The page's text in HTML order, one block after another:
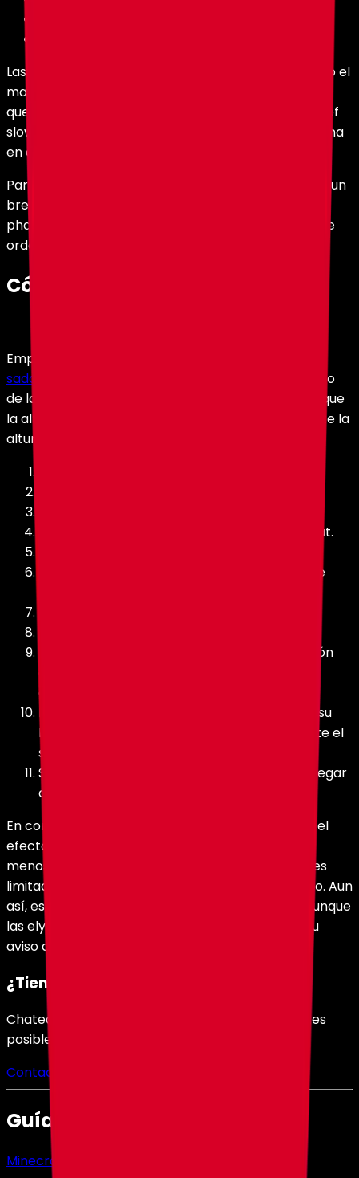
Las spears de nivel más bajo pueden funcionar, pero el
mayor tiempo de carga de la netherite spear hace
que el truco sea más consistente. La splash potion of
slow falling también es importante porque se usa una
en cada vuelo.
Para preparar una splash potion of slow falling, usa un
brewing stand con una water bottle, netherwart,
phantom membrane, redstone y gunpowder en ese
orden.
Cómo lanzar el bote volador
Empieza desde una ubicación alta con un
saddle
, como una montaña, un árbol alto o un punto
de lanzamiento similar. El bote no puede subir, así que
la altura desde la que se lanza es aproximadamente la
altura que intentará mantener.
Mueve el pig con saddle dentro del chest boat.
Lanza la splash potion of slow falling para que
Si no pasa nada, vuelve a unir el lead. Una unión
empujas el sulfur cube.
Mantén clic derecho con la spear para usar su
habilidad de carga, golpeando repetidamente el
sulfur cube en la dirección del viaje.
Sigue repitiendo la carga de la spear hasta llegar
al destino.
En condiciones ideales, el setup dura tanto como el
efecto de slow falling. En survival, espera que sea
menos elegante. El truco es delicado, el alcance es
limitado y mantener la altura puede ser incómodo. Aun
así, es un experimento de transporte divertido, aunque
las elytra no estén precisamente presentando su
aviso de retiro.
¿Tienes dudas?
Chatea con nosotros y te responderemos lo antes
posible.
Contactar Soporte
Guías relacionadas
Minecraft